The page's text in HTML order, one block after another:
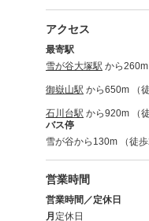
アクセス
最寄駅
雪が谷大塚駅 から260m
御嶽山駅 から650m （
石川台駅 から920m （
バス停
雪が谷から130m （徒歩
営業時間
営業時間／定休日
月 定休日